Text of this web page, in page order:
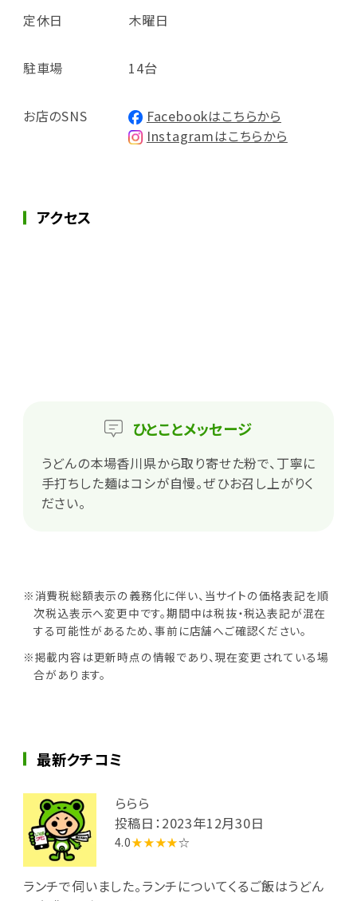
定休日 木曜日
駐車場 14台
お店のSNS
Facebookはこちらから
Instagramはこちらから
アクセス
ひとことメッセージ
うどんの本場香川県から取り寄せた粉で、丁寧に
手打ちした麺はコシが自慢。ぜひお召し上がりく
ださい。
※消費税総額表示の義務化に伴い、当サイトの価格表記を順
次税込表示へ変更中です。期間中は税抜・税込表記が混在
する可能性があるため、事前に店舗へご確認ください。
※掲載内容は更新時点の情報であり、現在変更されている場
合があります。
最新クチコミ
ららら
投稿日：2023年12月30日
4.0★★★★☆
ランチで伺いました。ランチについてくるご飯はうどん